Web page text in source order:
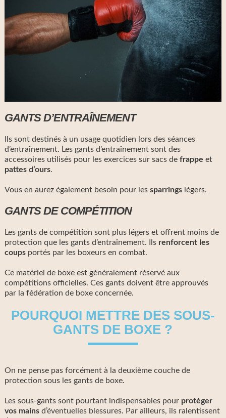
GANTS D’ENTRAÎNEMENT
Ils sont destinés à un usage quotidien lors des séances
d’entraînement. Les gants d’entraînement sont des
accessoires utilisés pour les exercices sur sacs de frappe et
pattes d’ours.
Vous en aurez également besoin pour les sparringslégers.
GANTS DE COMPÉTITION
Les gants de compétition sont plus légers et offrent moins de
protection que les gants d’entraînement. Ils renforcent les
coupsportés par les boxeurs en combat.
Ce matériel de boxe est généralement réservé aux
compétitions officielles. Ces gants doivent être approuvés
par la fédération de boxe concernée.
POURQUOI METTRE DES SOUS-
GANTS DE BOXE ?
On ne pense pas forcément à la deuxième couche de
protection sous les gants de boxe.
Les sous-gants sont pourtant indispensables pour protéger
vos mainsd’éventuelles blessures. Par ailleurs, ils ralentissent